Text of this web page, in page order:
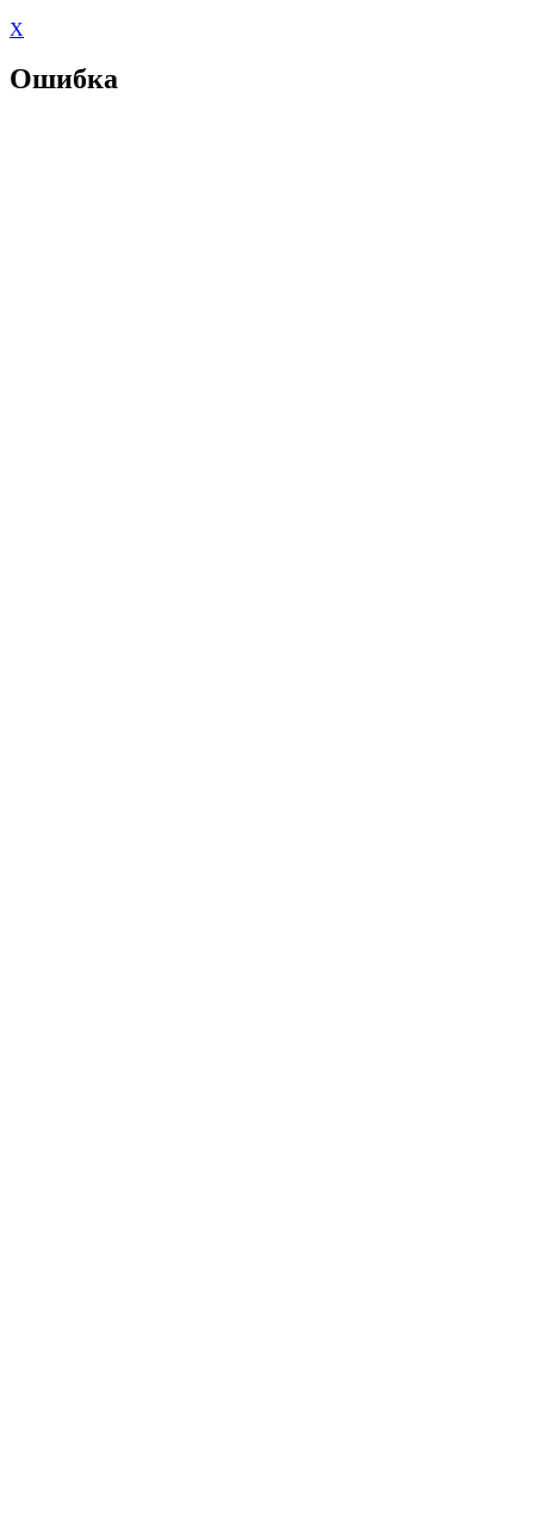
X
Ошибка